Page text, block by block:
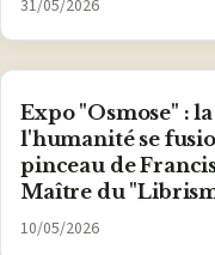
31/05/2026
Expo "Osmose" :
l'humanité se
pinceau de
Maître du
10/05/2026